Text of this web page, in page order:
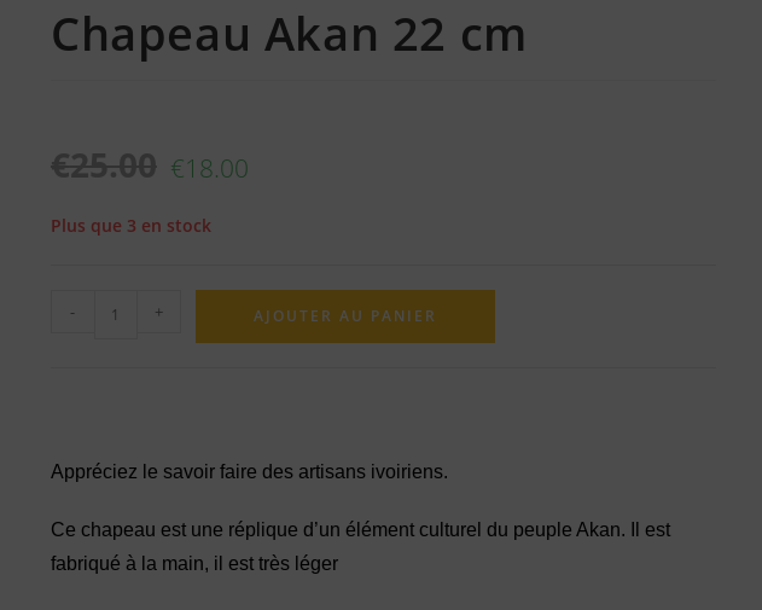
Chapeau Akan 22 cm
€25.00 €18.00
Plus que 3 en stock
- + AJOUTER AU PANIER
Appréciez le savoir faire des artisans ivoiriens.
Ce chapeau est une réplique d’un élément culturel du peuple Akan. Il est
fabriqué à la main, il est très léger